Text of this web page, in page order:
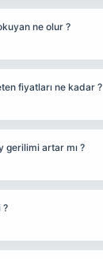
ne olur ?
fiyatları ne kadar ?
gerilimi artar mı ?
?